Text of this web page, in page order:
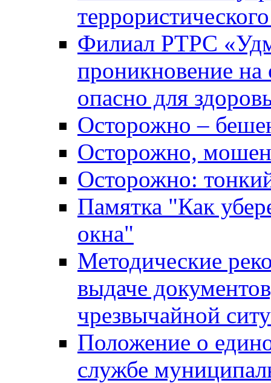
Филиал РТРС
проникновение на
опасно для
Осторожно –
Осторожно,
Осторожно:
Памятка "Как
окна"
Методические
выдаче
чрезвычайной
Положение о
службе